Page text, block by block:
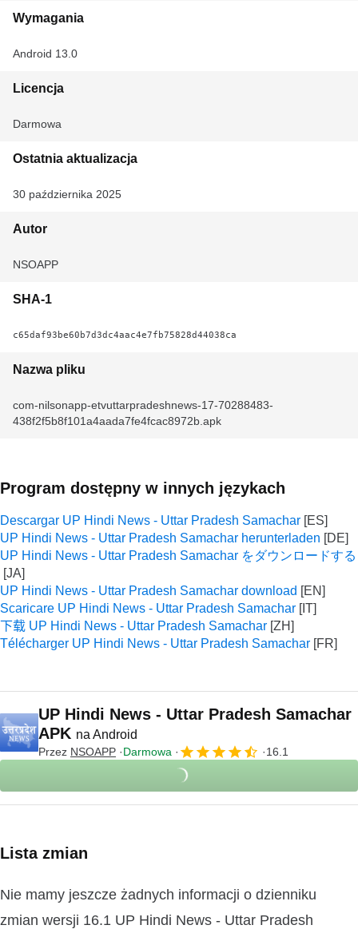
Wymagania
Android 13.0
Licencja
Darmowa
Ostatnia aktualizacja
30 października 2025
Autor
NSOAPP
SHA-1
c65daf93be60b7d3dc4aac4e7fb75828d44038ca
Nazwa pliku
com-nilsonapp-etvuttarpradeshnews-17-70288483-
438f2f5b8f101a4aada7fe4fcac8972b.apk
Program dostępny w innych językach
Descargar UP Hindi News - Uttar Pradesh Samachar
UP Hindi News - Uttar Pradesh Samachar herunterladen
UP Hindi News - Uttar Pradesh Samachar をダウンロードする
UP Hindi News - Uttar Pradesh Samachar download
Scaricare UP Hindi News - Uttar Pradesh Samachar
下载 UP Hindi News - Uttar Pradesh Samachar
Télécharger UP Hindi News - Uttar Pradesh Samachar
UP Hindi News - Uttar Pradesh Samachar
APK na Android
Przez NSOAPP Darmowa 16.1
Lista zmian
Nie mamy jeszcze żadnych informacji o dzienniku
zmian wersji 16.1 UP Hindi News - Uttar Pradesh